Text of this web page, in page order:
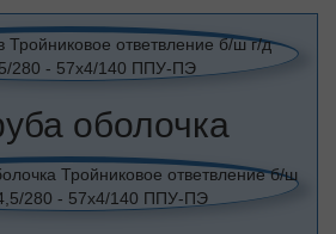
оболочка